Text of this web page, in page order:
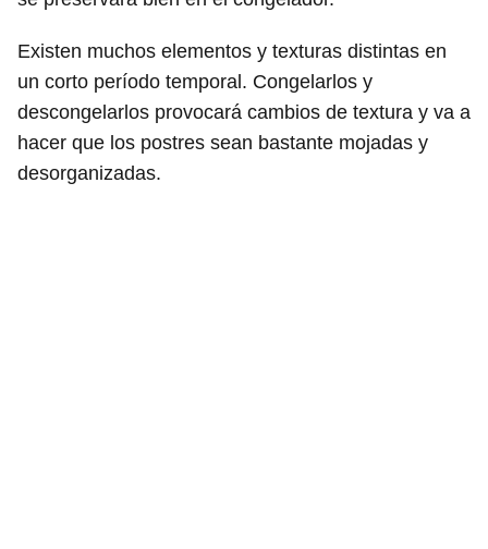
Existen muchos elementos y texturas distintas en
un corto período temporal. Congelarlos y
descongelarlos provocará cambios de textura y va a
hacer que los postres sean bastante mojadas y
desorganizadas.